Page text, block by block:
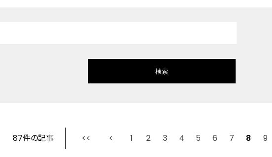
87件の記事 最初 前
1 2 3 4 5 6 7 8 9